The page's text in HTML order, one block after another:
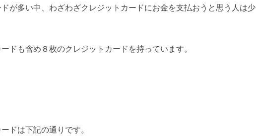
が多い中、わざわざクレジットカードにお金を支払おうと思う人は少
ドも含め８枚のクレジットカードを持っています。
ドは下記の通りです。